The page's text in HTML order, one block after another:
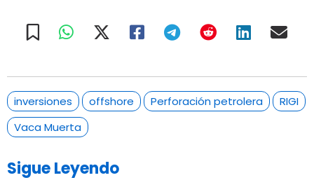
inversiones offshore Perforación petrolera
RIGI
Vaca Muerta
Sigue Leyendo